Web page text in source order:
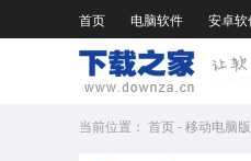
首页 电脑软件 安卓软
当前位置： 首页-移动电脑版